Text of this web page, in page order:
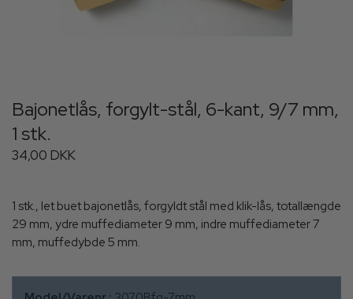
Bajonetlås, forgylt-stål, 6-kant, 9/7 mm,
1 stk.
34,00 DKK
1 stk., let buet bajonetlås, forgyldt stål med klik-lås, totallængde
29 mm, ydre muffediameter 9 mm, indre muffediameter 7
mm, muffedybde 5 mm.